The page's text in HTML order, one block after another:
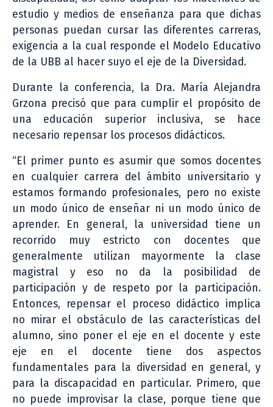
estudio y medios de enseñanza para que dichas
personas puedan cursar las diferentes carreras,
exigencia a la cual responde el Modelo Educativo
de la UBB al hacer suyo el eje de la Diversidad.
Durante la conferencia, la Dra. María Alejandra
Grzona precisó que para cumplir el propósito de
una educación superior inclusiva, se hace
necesario repensar los procesos didácticos.
“El primer punto es asumir que somos docentes
en cualquier carrera del ámbito universitario y
estamos formando profesionales, pero no existe
un modo único de enseñar ni un modo único de
aprender. En general, la universidad tiene un
recorrido muy estricto con docentes que
generalmente utilizan mayormente la clase
magistral y eso no da la posibilidad de
participación y de respeto por la participación.
Entonces, repensar el proceso didáctico implica
no mirar el obstáculo de las características del
alumno, sino poner el eje en el docente y este
eje en el docente tiene dos aspectos
fundamentales para la diversidad en general, y
para la discapacidad en particular. Primero, que
no puede improvisar la clase, porque tiene que